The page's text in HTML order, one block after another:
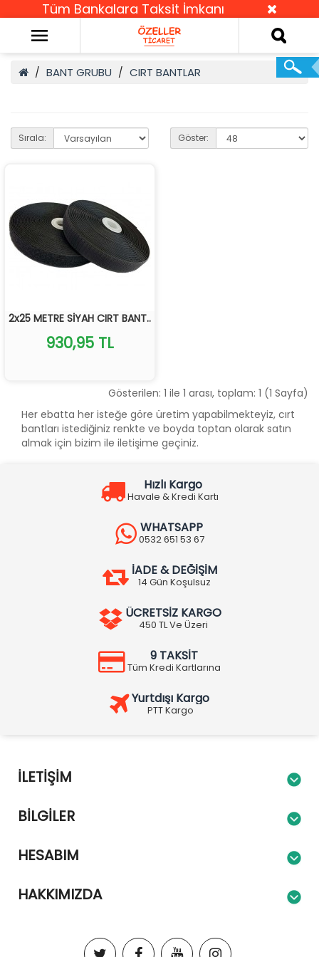
Tüm Bankalara Taksit İmkanı
BANT GRUBU CIRT BANTLAR
Sırala: Göster:
2x25 METRE SİYAH CIRT BANT..
930,95 TL
Gösterilen: 1 ile 1 arası, toplam: 1 (1 Sayfa)
Her ebatta her isteğe göre üretim yapabilmekteyiz, cırt
bantları istediğiniz renkte ve boyda toptan olarak satın
almak için bizim ile iletişime geçiniz.
Hızlı Kargo
Havale & Kredi Kartı
WHATSAPP
0532 651 53 67
İADE & DEĞİŞİM
14 Gün Koşulsuz
ÜCRETSİZ KARGO
450 TL Ve Üzeri
9 TAKSİT
Tüm Kredi Kartlarına
Yurtdışı Kargo
PTT Kargo
İLETIŞIM
BILGILER
HESABIM
HAKKIMIZDA